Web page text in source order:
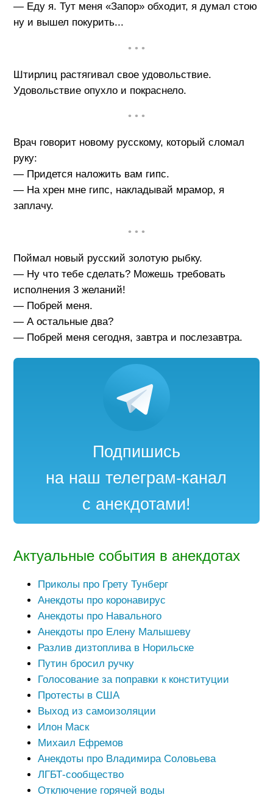
— Еду я. Тут меня «Запор» обходит, я думал стою
ну и вышел покурить...
• • •
Штирлиц растягивал свое удовольствие.
Удовольствие опухло и покраснело.
• • •
Врач говорит новому русскому, который сломал
руку:
— Придется наложить вам гипс.
— На хрен мне гипс, накладывай мрамор, я
заплачу.
• • •
Поймал новый русский золотую рыбку.
— Ну что тебе сделать? Можешь требовать
исполнения 3 желаний!
— Побрей меня.
— А остальные два?
— Побрей меня сегодня, завтра и послезавтра.
Подпишись
на наш телеграм-канал
с анекдотами!
Актуальные события в анекдотах
Приколы про Грету Тунберг
Анекдоты про коронавирус
Анекдоты про Навального
Анекдоты про Елену Малышеву
Разлив дизтоплива в Норильске
Путин бросил ручку
Голосование за поправки к конституции
Протесты в США
Выход из самоизоляции
Илон Маск
Михаил Ефремов
Анекдоты про Владимира Соловьева
ЛГБТ-сообщество
Отключение горячей воды